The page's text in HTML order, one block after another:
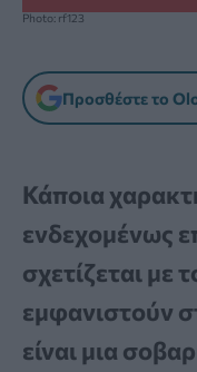
Photo: rf123
Προσθέστε το
Κάποια
ενδεχομένως
σχετίζεται με
εμφανιστούν
είναι μια